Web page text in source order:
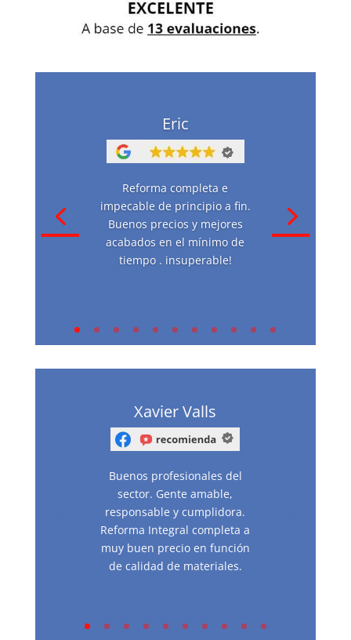
Eric
Reforma completa e
impecable de principio a fin.
Buenos precios y mejores
acabados en el mínimo de
tiempo . insuperable!
Xavier Valls
Buenos profesionales del
sector. Gente amable,
responsable y cumplidora.
Reforma Integral completa a
muy buen precio en función
de calidad de materiales.